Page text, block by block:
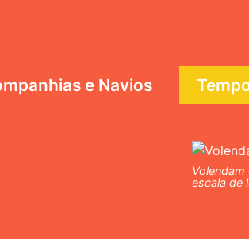
e Navios
escala de